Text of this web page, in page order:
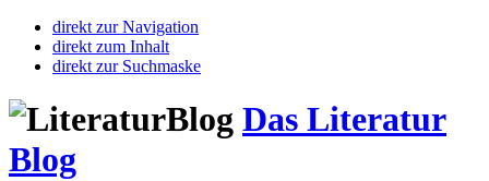
direkt zur Navigation
direkt zum Inhalt
direkt zur Suchmaske
Das Literatur
Blog